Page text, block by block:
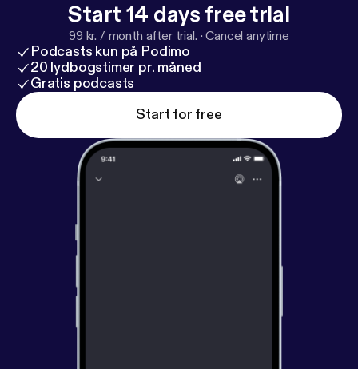
EXTRAORDINARY podcasten.
Start 14 days free trial
99 kr. / month after trial. ·Cancel anytime
Podcasts kun på Podimo
20 lydbogstimer pr. måned
Gratis podcasts
Start for free